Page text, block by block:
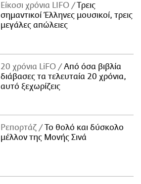
Είκοσι χρόνια LIFO
Tρεις
σημαντικοί Έλληνες μουσικοί, τρεις
μεγάλες απώλειες
20 χρόνια LiFO
Από όσα βιβλία
διάβασες τα τελευταία 20 χρόνια,
αυτό ξεχωρίζεις
Ρεπορτάζ
Το θολό και δύσκολο
μέλλον της Μονής Σινά